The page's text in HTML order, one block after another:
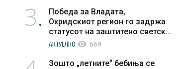
3
Победа за Владата,
Охридскиот регион го задржа
статусот на заштитено светско
културно наследство
АКТУЕЛНО visibility 669
Зошто „летните“ бебиња се